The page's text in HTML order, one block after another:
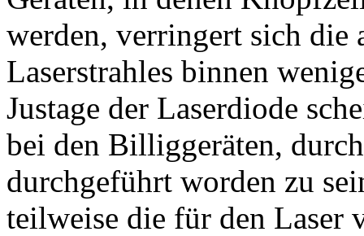
werden, verringert sich die
Laserstrahles binnen
Justage der Laserdiode
bei den Billiggeräten,
durchgeführt worden zu
teilweise die für den Laser